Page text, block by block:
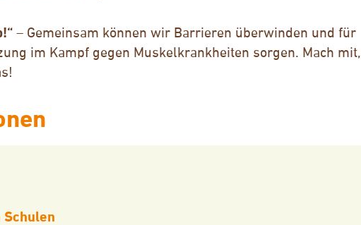
– Gemeinsam können wir Barrieren überwinden und für
im Kampf gegen Muskelkrankheiten sorgen. Mach mit,
Schulen